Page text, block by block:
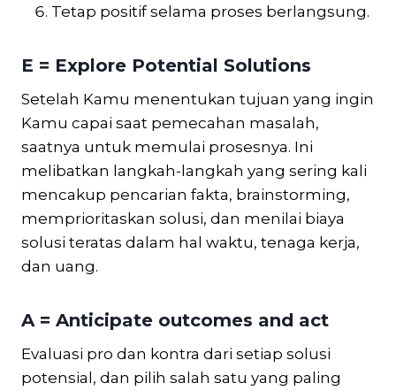
Tetap positif selama proses berlangsung.
E = Explore Potential Solutions
Setelah Kamu menentukan tujuan yang ingin
Kamu capai saat pemecahan masalah,
saatnya untuk memulai prosesnya. Ini
melibatkan langkah-langkah yang sering kali
mencakup pencarian fakta, brainstorming,
memprioritaskan solusi, dan menilai biaya
solusi teratas dalam hal waktu, tenaga kerja,
dan uang.
A = Anticipate outcomes and act
Evaluasi pro dan kontra dari setiap solusi
potensial, dan pilih salah satu yang paling